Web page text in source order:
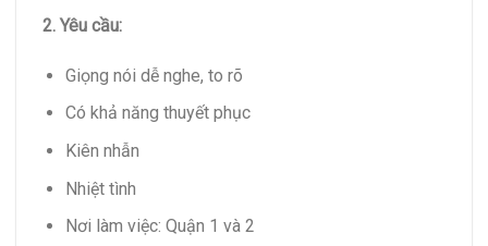
2. Yêu cầu:
Giọng nói dễ nghe, to rõ
Có khả năng thuyết phục
Kiên nhẫn
Nhiệt tình
Nơi làm việc: Quận 1 và 2